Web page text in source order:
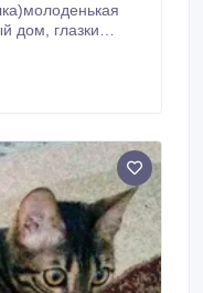
дом, глазки
или нового